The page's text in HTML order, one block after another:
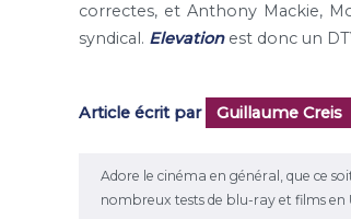
correctes, et Anthony Mackie,
syndical. Elevationest donc un
Article écrit par Guillaume Creis
Adore le cinéma en général, que ce
nombreux tests de blu-ray et films